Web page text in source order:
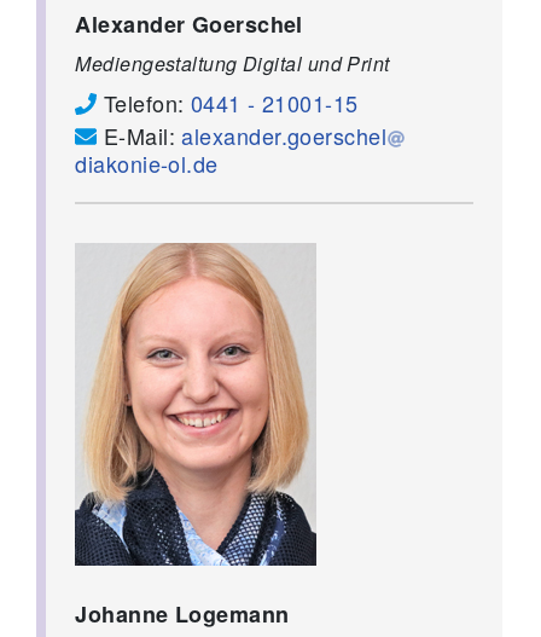
Alexander Goerschel
Mediengestaltung Digital und Print
Telefon: 0441 - 21001-15
E-Mail:alexander.goerschel
diakonie-ol.de
Johanne Logemann